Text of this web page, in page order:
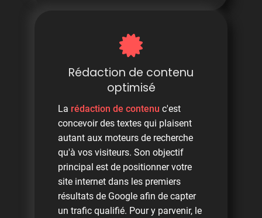
Rédaction de contenu
optimisé
La rédaction de contenu c'est
concevoir des textes qui plaisent
autant aux moteurs de recherche
qu'à vos visiteurs. Son objectif
principal est de positionner votre
site internet dans les premiers
résultats de Google afin de capter
un trafic qualifié. Pour y parvenir, le